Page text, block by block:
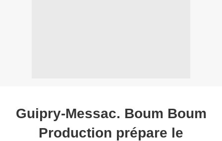
Guipry-Messac. Boum Boum
Production prépare le